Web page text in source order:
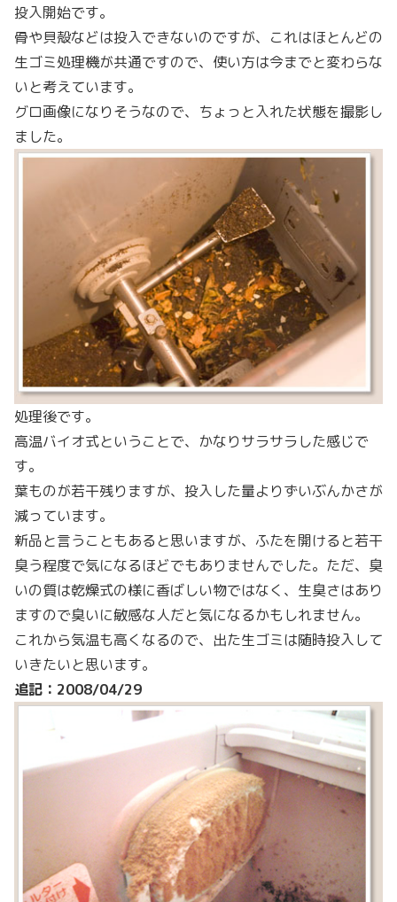
投入開始です。
骨や貝殻などは投入できないのですが、これはほとんどの
生ゴミ処理機が共通ですので、使い方は今までと変わらな
いと考えています。
グロ画像になりそうなので、ちょっと入れた状態を撮影し
ました。
処理後です。
高温バイオ式ということで、かなりサラサラした感じで
す。
葉ものが若干残りますが、投入した量よりずいぶんかさが
減っています。
新品と言うこともあると思いますが、ふたを開けると若干
臭う程度で気になるほどでもありませんでした。ただ、臭
いの質は乾燥式の様に香ばしい物ではなく、生臭さはあり
ますので臭いに敏感な人だと気になるかもしれません。
これから気温も高くなるので、出た生ゴミは随時投入して
いきたいと思います。
追記：2008/04/29